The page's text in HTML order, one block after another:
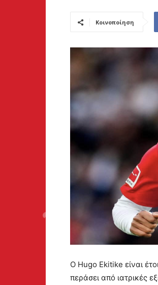
Κοινοποίηση
Ο Hugo Ekitike είναι
περάσει από ιατρικές